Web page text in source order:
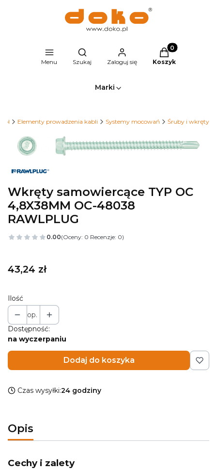
Menu
Otwórz wyszukiwarkę
Szukaj Zaloguj się
Produkty w
Koszyk
Marki
Elementy prowadzenia kabli Systemy mocowań Śruby i wkręty
Wkręty samowiercące TYP OC
4,8X38MM OC-48038
RAWLPLUG
0.00(Oceny: 0 Recenzje: 0)
Cena
43,24 zł
Ilość
op.
Dostępność:
na wyczerpaniu
Dodaj do koszyka
Czas wysyłki:24 godziny
Opis
Cechy i zalety